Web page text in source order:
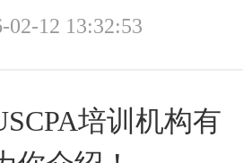
02-12 13:32:53
培训机构有